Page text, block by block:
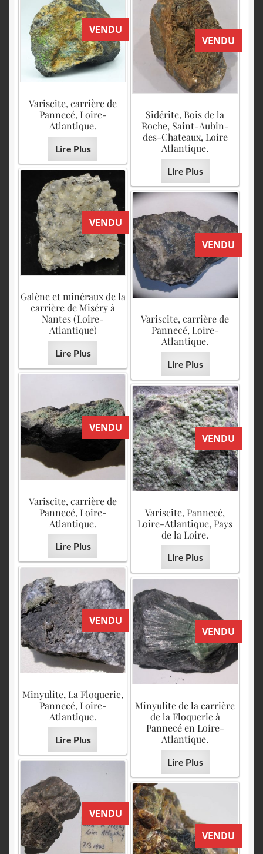
VENDU
Variscite, carrière de
Pannecé, Loire-
Atlantique.
Lire Plus
VENDU
Sidérite, Bois de la
Roche, Saint-Aubin-
des-Chateaux, Loire
Atlantique.
Lire Plus
VENDU
Galène et minéraux de la
carrière de Miséry à
Nantes (Loire-
Atlantique)
Lire Plus
VENDU
Variscite, carrière de
Pannecé, Loire-
Atlantique.
Lire Plus
VENDU
Variscite, carrière de
Pannecé, Loire-
Atlantique.
Lire Plus
VENDU
Variscite, Pannecé,
Loire-Atlantique, Pays
de la Loire.
Lire Plus
VENDU
Minyulite, La Floquerie,
Pannecé, Loire-
Atlantique.
Lire Plus
VENDU
Minyulite de la carrière
de la Floquerie à
Pannecé en Loire-
Atlantique.
Lire Plus
VENDU
VENDU